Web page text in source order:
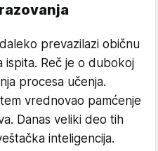
prevazilazi običnu
ispita. Reč je o dubokoj
procesa učenja.
vrednovao pamćenje
Danas veliki deo tih
inteligencija.